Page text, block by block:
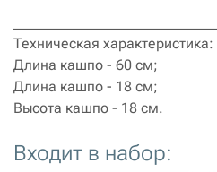
Техническая характеристика:
Длина кашпо - 60 см;
Длина кашпо - 18 см;
Высота кашпо - 18 см.
Входит в набор:
артикул: 3288